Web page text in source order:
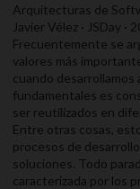
Arquitecturas de
Javier Vélez · JSDay ·
Frecuentemente se
valores más
cuando
fundamentales es
ser reutilizados en
Entre otras cosas,
procesos de
soluciones. Todo
caracterizada por los